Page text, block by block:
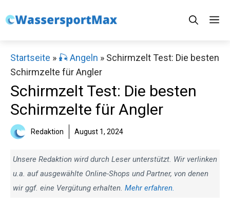
Inhalt
Startseite » 🎣 Angeln » Schirmzelt Test: Die besten
Schirmzelte für Angler
Schirmzelt Test: Die besten
Schirmzelte für Angler
Redaktion August 1, 2024
Unsere Redaktion wird durch Leser unterstützt. Wir verlinken
u.a. auf ausgewählte Online-Shops und Partner, von denen
wir ggf. eine Vergütung erhalten. Mehr erfahren.